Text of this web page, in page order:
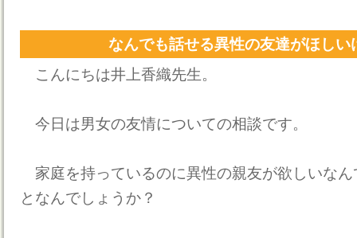
なんでも話せる異性の友達がほし
こんにちは井上香織先生。
今日は男女の友情についての相談です。
家庭を持っているのに異性の親友が欲しいな
となんでしょうか？